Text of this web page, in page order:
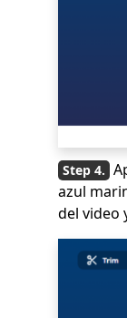
azul
del video